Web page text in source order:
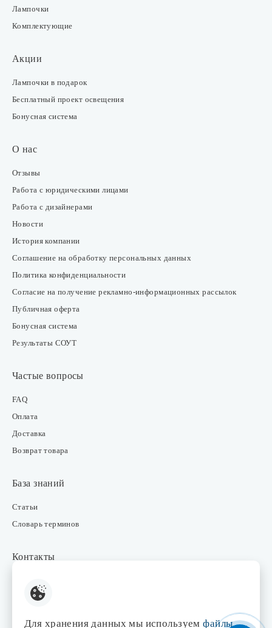
Лампочки
Комплектующие
Акции
Лампочки в подарок
Бесплатный проект освещения
Бонусная система
О нас
Отзывы
Работа с юридическими лицами
Работа с дизайнерами
Новости
История компании
Соглашение на обработку персональных данных
Политика конфиденциальности
Согласие на получение рекламно-информационных рассылок
Публичная оферта
Бонусная система
Результаты СОУТ
Частые вопросы
FAQ
Оплата
Доставка
Возврат товара
База знаний
Статьи
Словарь терминов
Контакты
Интернет-магазин
Для хранения данных мы используемфайлы